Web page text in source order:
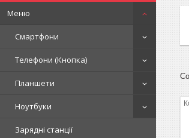
Меню
Смартфони
Телефони (Кнопка)
Планшети
Ноутбуки
Зарядні станції